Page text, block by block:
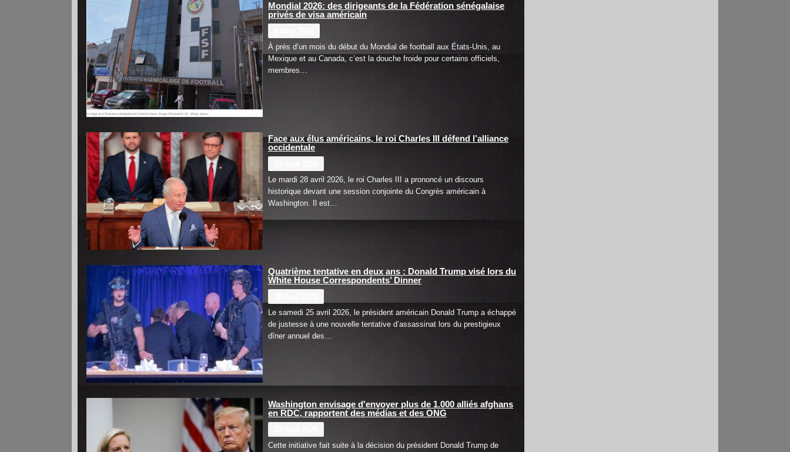
Mondial 2026: des dirigeants de la Fédération sénégalaise
privés de visa américain
À près d’un mois du début du Mondial de football aux États-Unis, au
Mexique et au Canada, c’est la douche froide pour certains officiels,
membres…
Face aux élus américains, le roi Charles III défend l’alliance
occidentale
Le mardi 28 avril 2026, le roi Charles III a prononcé un discours
historique devant une session conjointe du Congrès américain à
Washington. Il est…
Quatrième tentative en deux ans : Donald Trump visé lors du
White House Correspondents’ Dinner
Le samedi 25 avril 2026, le président américain Donald Trump a échappé
de justesse à une nouvelle tentative d’assassinat lors du prestigieux
dîner annuel des…
Washington envisage d'envoyer plus de 1.000 alliés afghans
en RDC, rapportent des médias et des ONG
Cette initiative fait suite à la décision du président Donald Trump de